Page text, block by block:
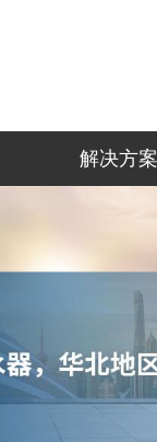
解决方案